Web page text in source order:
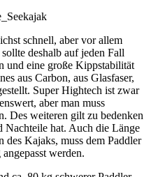
schnell, aber vor allem
deshalb auf jeden Fall
und eine große Kippstabilität
aus Carbon, aus Glasfaser,
Super Hightech ist zwar
aber man muss
Des weiteren gilt zu bedenken
Nachteile hat. Auch die Länge
des Kajaks, muss dem Paddler
werden.